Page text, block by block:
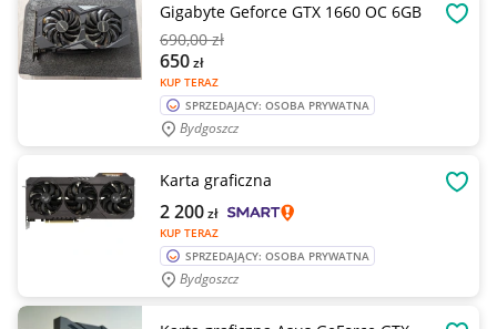
Gigabyte Geforce GTX 1660 OC 6GB
690,00 zł
KUP TERAZ
650zł
SPRZEDAJĄCY: OSOBA PRYWATNA
Bydgoszcz
Karta graficzna
KUP TERAZ
2 200zł
SPRZEDAJĄCY: OSOBA PRYWATNA
Bydgoszcz